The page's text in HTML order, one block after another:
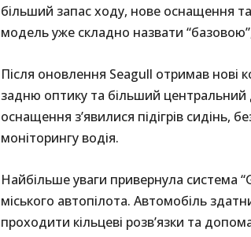
більший запас ходу, нове оснащення
модель уже складно назвати
Після оновлення Seagull отримав нові
задню оптику та більший
оснащення з’явилися підігрів сидінь,
моніторингу водія.
Найбільше уваги привернула система
міського автопілота. Автомобіль
проходити кільцеві розв’язки та